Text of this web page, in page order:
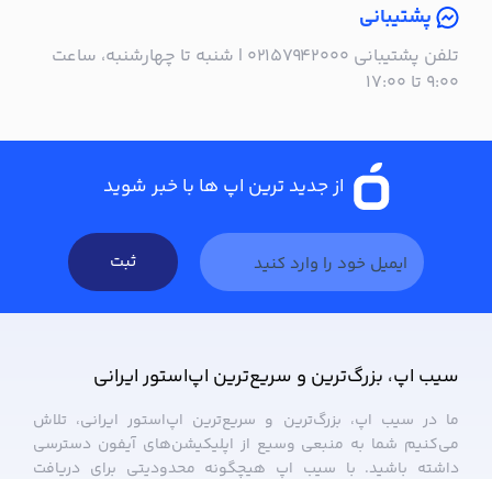
پشتیبانی
تلفن پشتیبانی ۰۲۱۵۷۹۴۲۰۰۰ | شنبه تا چهارشنبه، ساعت
۹:۰۰ تا ۱۷:۰۰
از جدید ترین اپ ها با خبر شوید
ثبت
سیب ‌اپ، بزرگ‌ترین و سریع‌ترین اپ‌استور ایرانی
ما در سیب ‌اپ، بزرگ‌ترین و سریع‌ترین اپ‌استور ایرانی، تلاش
می‌کنیم شما به منبعی وسیع از اپلیکیشن‌های آیفون دسترسی
داشته باشید. با سیب ‌اپ هیچگونه محدودیتی برای دریافت